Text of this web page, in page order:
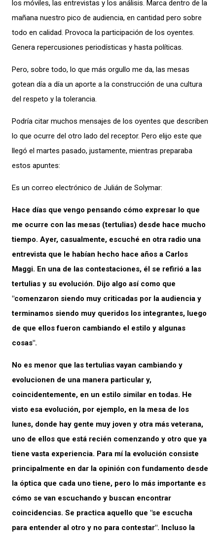
los móviles, las entrevistas y los análisis. Marca dentro de la
mañana nuestro pico de audiencia, en cantidad pero sobre
todo en calidad. Provoca la participación de los oyentes.
Genera repercusiones periodísticas y hasta políticas.
Pero, sobre todo, lo que más orgullo me da, las mesas
gotean día a día un aporte a la construcción de una cultura
del respeto y la tolerancia.
Podría citar muchos mensajes de los oyentes que describen
lo que ocurre del otro lado del receptor. Pero elijo este que
llegó el martes pasado, justamente, mientras preparaba
estos apuntes:
Es un correo electrónico de Julián de Solymar:
Hace días que vengo pensando cómo expresar lo que
me ocurre con las mesas (tertulias) desde hace mucho
tiempo. Ayer, casualmente, escuché en otra radio una
entrevista que le habían hecho hace años a Carlos
Maggi. En una de las contestaciones, él se refirió a las
tertulias y su evolución. Dijo algo así como que
"comenzaron siendo muy criticadas por la audiencia y
terminamos siendo muy queridos los integrantes, luego
de que ellos fueron cambiando el estilo y algunas
cosas".
No es menor que las tertulias vayan cambiando y
evolucionen de una manera particular y,
coincidentemente, en un estilo similar en todas. He
visto esa evolución, por ejemplo, en la mesa de los
lunes, donde hay gente muy joven y otra más veterana,
uno de ellos que está recién comenzando y otro que ya
tiene vasta experiencia. Para mí la evolución consiste
principalmente en dar la opinión con fundamento desde
la óptica que cada uno tiene, pero lo más importante es
cómo se van escuchando y buscan encontrar
coincidencias. Se practica aquello que "se escucha
para entender al otro y no para contestar". Incluso la